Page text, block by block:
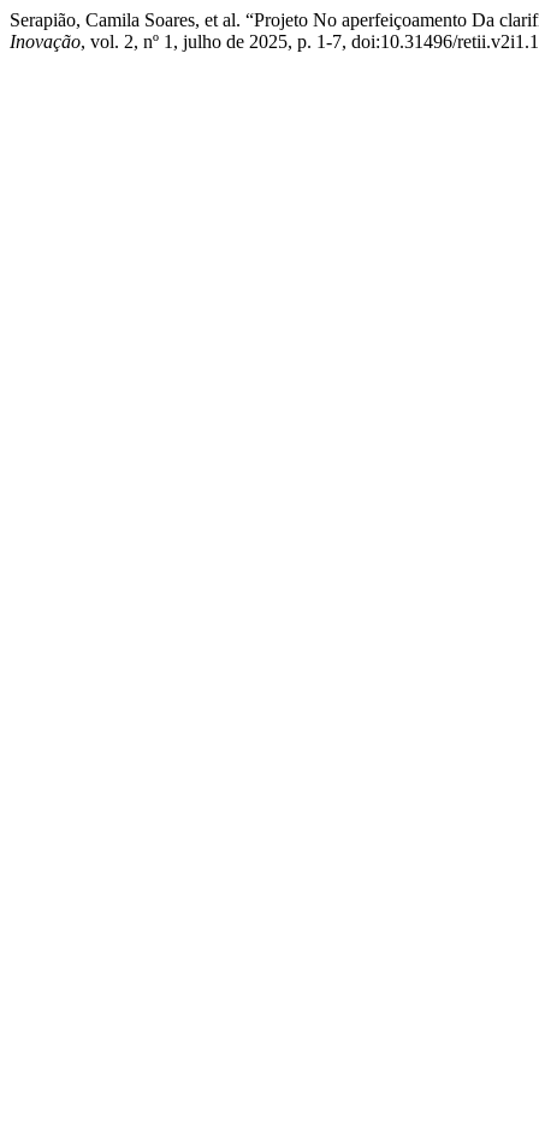
Serapião, Camila Soares, et al. “Projeto No aperfeiçoamento Da
Inovação, vol. 2, nº 1, julho de 2025, p. 1-7, doi:10.31496/